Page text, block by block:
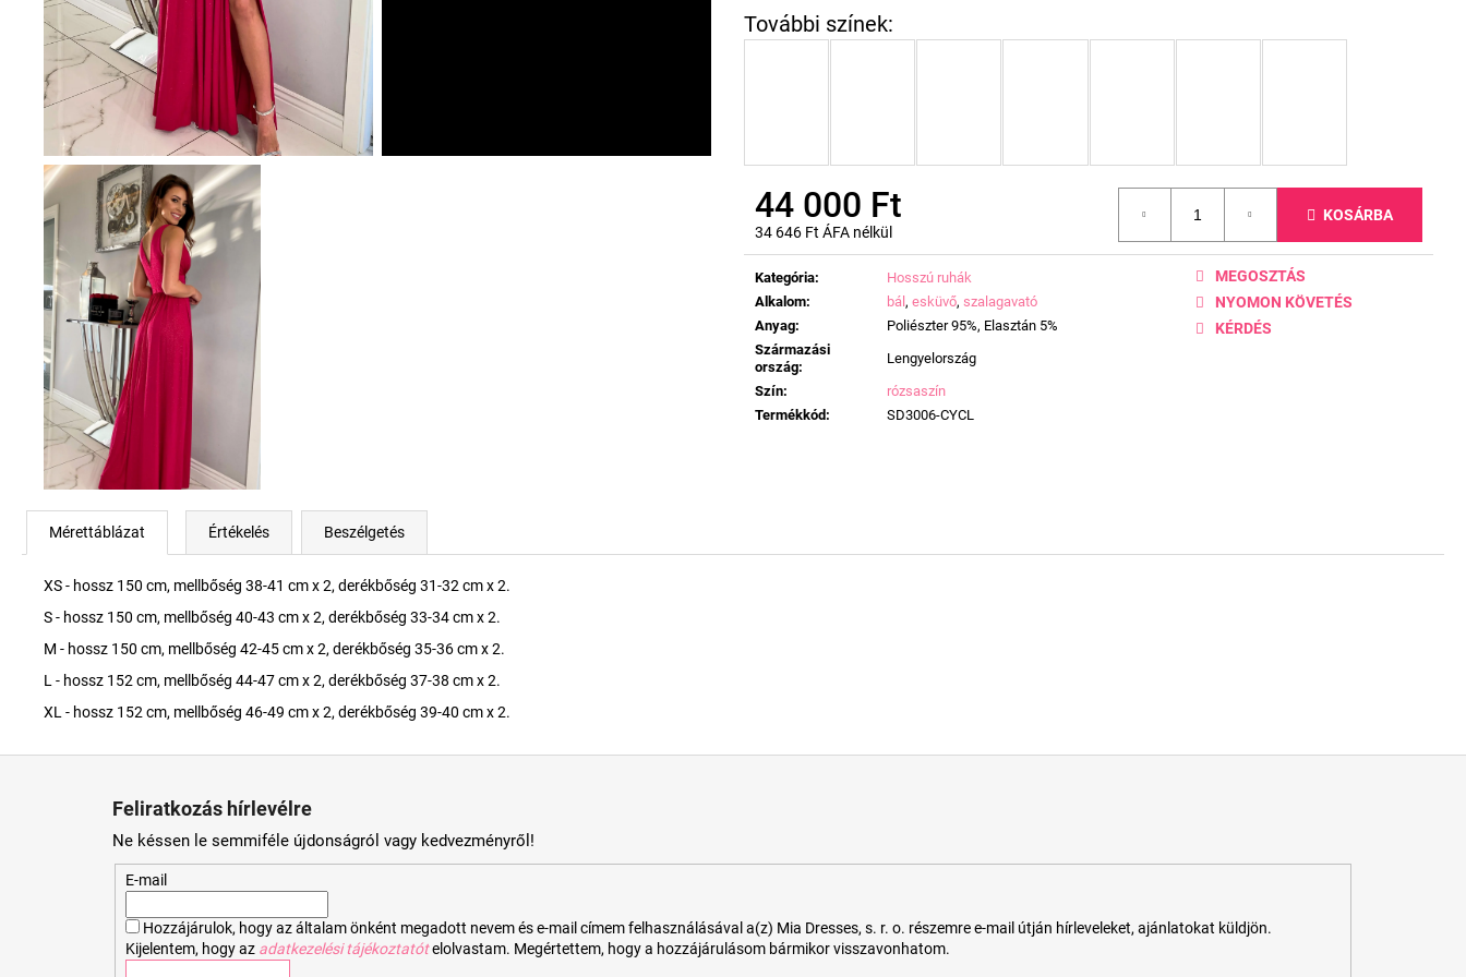
44 000 Ft
34 646 Ft ÁFA nélkül
Egységár:
KOSÁRBA
Kategória:
Hosszú ruhák
Alkalom: bál, esküvő, szalagavató
Anyag:
Poliészter 95%, Elasztán 5%
Származási
ország:
Lengyelország
Szín:
rózsaszín
Termékkód: SD3006-CYCL
KÉRDÉS
NYOMON KÖVETÉS
MEGOSZTÁS
Mérettáblázat Értékelés Beszélgetés
XS - hossz 150 cm, mellbőség 38-41 cm x 2, derékbőség 31-32 cm x 2.
S - hossz 150 cm, mellbőség 40-43 cm x 2, derékbőség 33-34 cm x 2.
M - hossz 150 cm, mellbőség 42-45 cm x 2, derékbőség 35-36 cm x 2.
L - hossz 152 cm, mellbőség 44-47 cm x 2, derékbőség 37-38 cm x 2.
XL - hossz 152 cm, mellbőség 46-49 cm x 2, derékbőség 39-40 cm x 2.
Feliratkozás hírlevélre
Ne késsen le semmiféle újdonságról vagy kedvezményről!
E-mail
Hozzájárulok, hogy az általam önként megadott nevem és e-mail címem felhasználásával a(z) Mia Dresses, s. r. o. részemre e-mail útján hírleveleket, ajánlatokat küldjön.
Kijelentem, hogy az adatkezelési tájékoztatót elolvastam. Megértettem, hogy a hozzájárulásom bármikor visszavonhatom.